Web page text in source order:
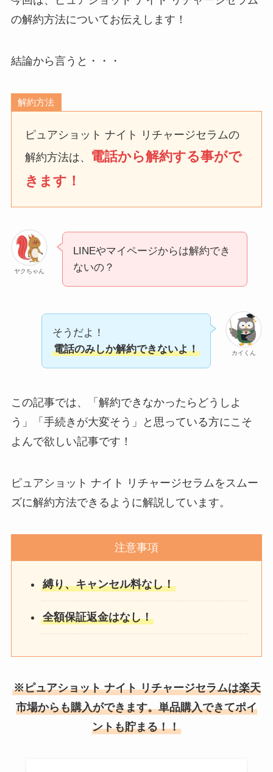
め！最短手続きやベスト
なにわサプリ
解約できない？電話以外
ワザ
解約できない？バロニー
を完全攻略
の解約方法についてお伝えします！
結論から言うと・・・
解約方法
ピュアショット ナイト リチャージセラムの
解約方法は、 電話から解約する事がで
きます！
ヤクちゃん
LINEやマイページからは解約でき
ないの？
カイくん
そうだよ！
電話のみしか解約できないよ！
この記事では、「解約できなかったらどうしよ
う」「手続きが大変そう」と思っている方にこそ
よんで欲しい記事です！
ピュアショット ナイト リチャージセラムをスムー
ズに解約方法できるように解説しています。
注意事項
縛り、キャンセル料なし！
全額保証返金はなし！
※ピュアショット ナイト リチャージセラムは楽天
市場からも購入ができます。単品購入できてポイ
ントも貯まる！！